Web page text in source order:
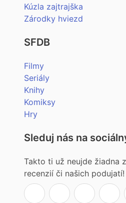
Kúzla zajtrajška
Zárodky hviezd
SFDB
Filmy
Seriály
Knihy
Komiksy
Hry
Sleduj nás na
Takto ti už neujde žiadna
recenzií či našich podujatí!